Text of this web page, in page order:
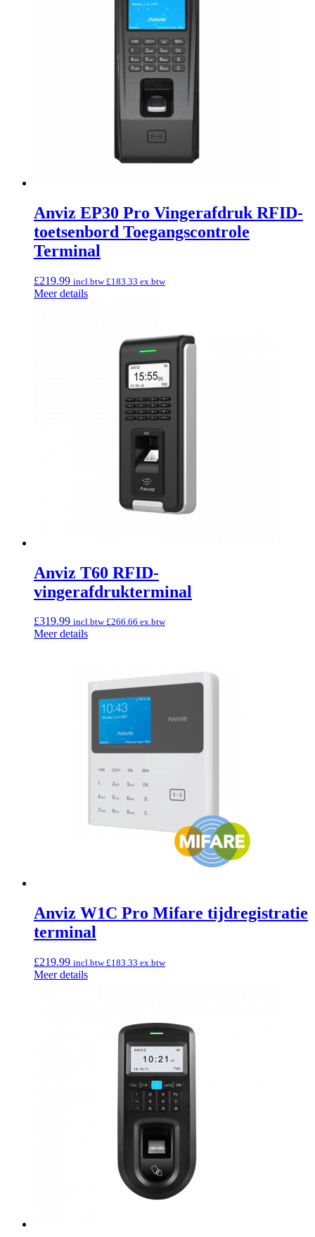
Anviz EP30 Pro Vingerafdruk RFID-
toetsenbord Toegangscontrole
Terminal
£219.99 incl.btw£183.33 ex.btw
Meer details
Anviz T60 RFID-
vingerafdrukterminal
£319.99 incl.btw£266.66 ex.btw
Meer details
Anviz W1C Pro Mifare tijdregistratie
terminal
£219.99 incl.btw£183.33 ex.btw
Meer details